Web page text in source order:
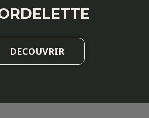
DECOUVRIR